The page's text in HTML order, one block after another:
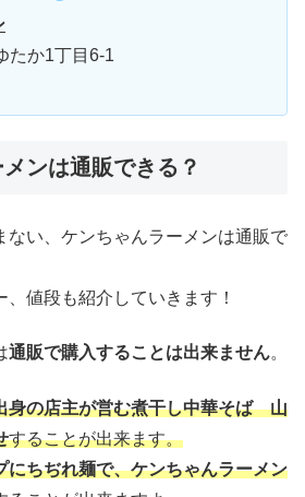
たか1丁目6-1
ンは通販できる？
ない、ケンちゃんラーメンは通販で
値段も紹介していきます！
通販で購入することは出来ません。
身の店主が営む煮干し中華そば 山
することが出来ます。
にちぢれ麺で、ケンちゃんラーメン